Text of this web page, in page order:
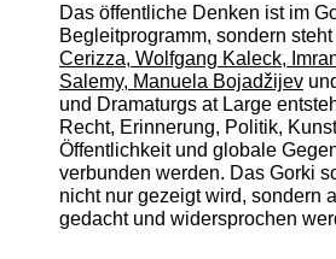
Das öffentliche Denken ist im
Begleitprogramm, sondern
Cerizza, Wolfgang Kaleck,
Salemy, Manuela Bojadžijev
und Dramaturgs at Large
Recht, Erinnerung, Politik,
Öffentlichkeit und globale
verbunden werden. Das Gorki
nicht nur gezeigt wird, sondern
gedacht und widersprochen